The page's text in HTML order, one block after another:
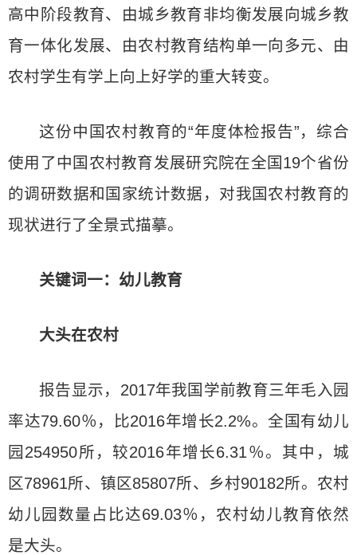
高中阶段教育、由城乡教育非均衡发展向城乡教
育一体化发展、由农村教育结构单一向多元、由
农村学生有学上向上好学的重大转变。
这份中国农村教育的“年度体检报告”，综合
使用了中国农村教育发展研究院在全国19个省份
的调研数据和国家统计数据，对我国农村教育的
现状进行了全景式描摹。
关键词一：幼儿教育
大头在农村
报告显示，2017年我国学前教育三年毛入园
率达79.60％，比2016年增长2.2%。全国有幼儿
园254950所，较2016年增长6.31％。其中，城
区78961所、镇区85807所、乡村90182所。农村
幼儿园数量占比达69.03％，农村幼儿教育依然
是大头。